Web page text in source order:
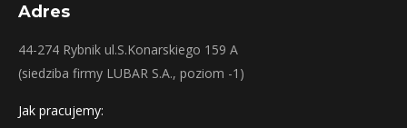
Adres
44-274 Rybnik ul.S.Konarskiego 159 A
(siedziba firmy LUBAR S.A., poziom -1)
Jak pracujemy: